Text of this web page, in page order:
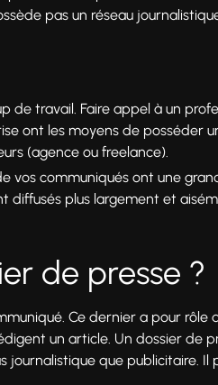
pas un réseau
travail. Faire appel à un
ont les moyens de posséder
(agence ou freelance).
vos communiqués ont une
diffusés plus largement et
de presse ?
Ce dernier a pour
un article. Un dossier de
journalistique que publicitaire. Il